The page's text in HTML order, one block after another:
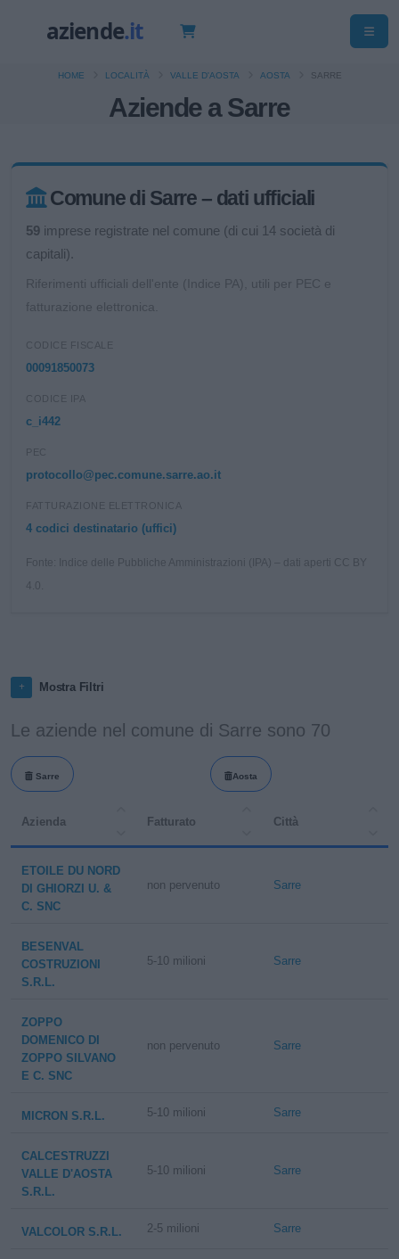
Aziende a Sarre
HOME LOCALITÀ VALLE D'AOSTA AOSTA SARRE
Comune di Sarre – dati ufficiali
59 imprese registrate nel comune (di cui 14 società di
capitali).
Riferimenti ufficiali dell'ente (Indice PA), utili per PEC e
fatturazione elettronica.
CODICE FISCALE
00091850073
CODICE IPA
c_i442
PEC
protocollo@pec.comune.sarre.ao.it
FATTURAZIONE ELETTRONICA
4 codici destinatario (uffici)
Fonte: Indice delle Pubbliche Amministrazioni (IPA) – dati aperti CC BY
Mostra Filtri
Le aziende nel comune di Sarre sono 70
Sarre Aosta
Azienda Fatturato Città
ETOILE DU NORD
DI GHIORZI U. &
C. SNC
non pervenuto Sarre
BESENVAL
COSTRUZIONI
S.R.L.
5-10 milioni Sarre
ZOPPO
DOMENICO DI
ZOPPO SILVANO
E C. SNC
non pervenuto Sarre
MICRON S.R.L. 5-10 milioni Sarre
CALCESTRUZZI
VALLE D'AOSTA
S.R.L.
5-10 milioni Sarre
VALCOLOR S.R.L. 2-5 milioni Sarre